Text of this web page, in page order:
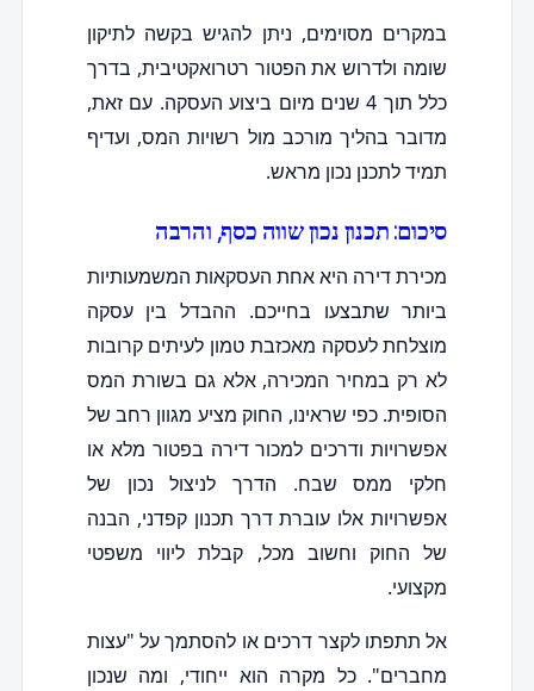
במקרים מסוימים, ניתן להגיש בקשה לתיקון
שומה ולדרוש את הפטור רטרואקטיבית, בדרך
כלל תוך 4 שנים מיום ביצוע העסקה. עם זאת,
מדובר בהליך מורכב מול רשויות המס, ועדיף
תמיד לתכנן נכון מראש.
סיכום: תכנון נכון שווה כסף, והרבה
מכירת דירה היא אחת העסקאות המשמעותיות
ביותר שתבצעו בחייכם. ההבדל בין עסקה
מוצלחת לעסקה מאכזבת טמון לעיתים קרובות
לא רק במחיר המכירה, אלא גם בשורת המס
הסופית. כפי שראינו, החוק מציע מגוון רחב של
אפשרויות ודרכים למכור דירה בפטור מלא או
חלקי ממס שבח. הדרך לניצול נכון של
אפשרויות אלו עוברת דרך תכנון קפדני, הבנה
של החוק וחשוב מכל, קבלת ליווי משפטי
מקצועי.
אל תתפתו לקצר דרכים או להסתמך על "עצות
מחברים". כל מקרה הוא ייחודי, ומה שנכון